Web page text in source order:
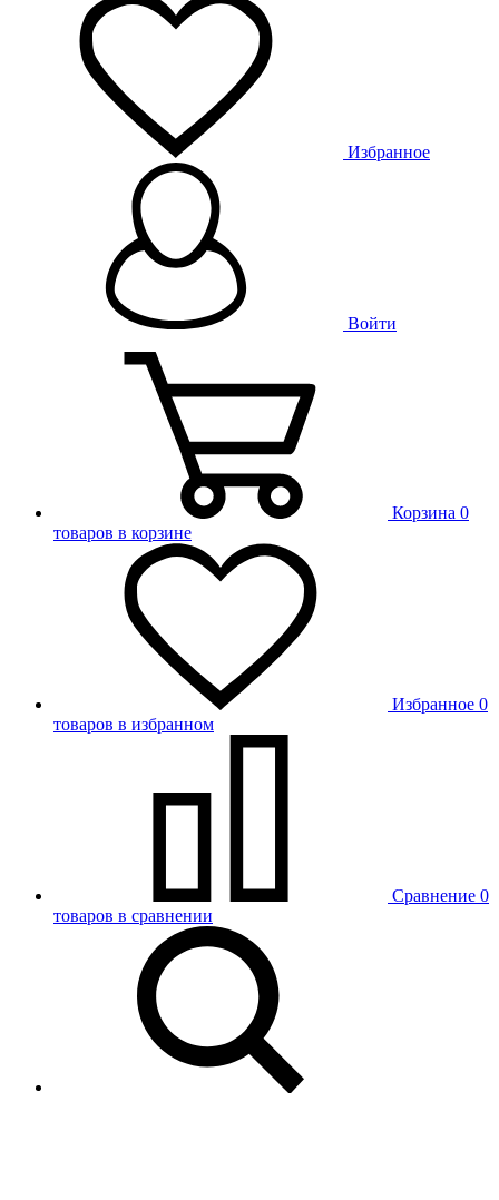
Избранное
Войти
Корзина 0
товаров в корзине
Избранное 0
товаров в избранном
Сравнение 0
товаров в сравнении